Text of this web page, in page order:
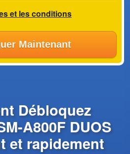
et les conditions
Maintenant
Débloquez
A800F DUOS
et rapidement